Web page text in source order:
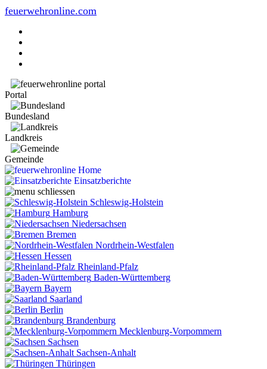
feuerwehronline.com
Portal
Bundesland
Landkreis
Gemeinde
Home
Einsatzberichte
Schleswig-Holstein
Hamburg
Niedersachsen
Bremen
Nordrhein-Westfalen
Hessen
Rheinland-Pfalz
Baden-Württemberg
Bayern
Saarland
Berlin
Brandenburg
Mecklenburg-Vorpommern
Sachsen
Sachsen-Anhalt
Thüringen